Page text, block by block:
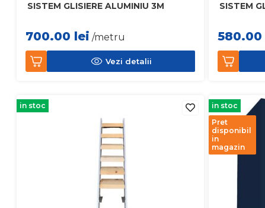
SISTEM GLISIERE ALUMINIU 3M
700.00 lei /metru
Vezi detalii
SISTEM
580.00
in stoc
in stoc
Pret
disponibil
in
magazin